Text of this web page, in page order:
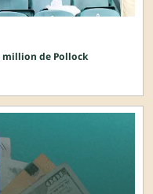
million de Pollock